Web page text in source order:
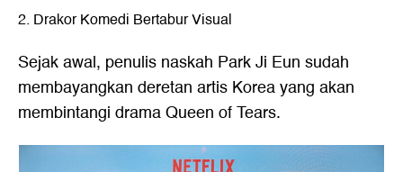
2. Drakor Komedi Bertabur Visual
Sejak awal, penulis naskah Park Ji Eun sudah
membayangkan deretan artis Korea yang akan
membintangi drama Queen of Tears.